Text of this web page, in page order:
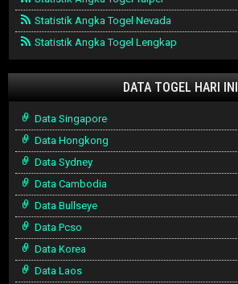
Statistik Angka Togel Nevada
Statistik Angka Togel Lengkap
DATA TOGEL HARI INI
Data Singapore
Data Hongkong
Data Sydney
Data Cambodia
Data Bullseye
Data Pcso
Data Korea
Data Laos